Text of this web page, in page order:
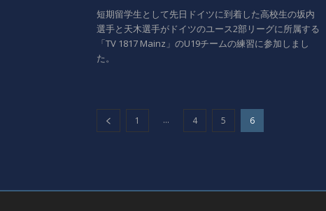
短期留学生として先日ドイツに到着した高校生の坂内
選手と天木選手がドイツのユース2部リーグに所属する
「TV 1817 Mainz」のU19チームの練習に参加しまし
た。
1 ... 4 5 6